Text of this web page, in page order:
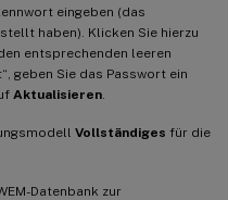
eingeben (das
haben). Klicken Sie hierzu
entsprechenden leeren
geben Sie das Passwort ein
Aktualisieren
Vollständiges für die
Datenbank zur